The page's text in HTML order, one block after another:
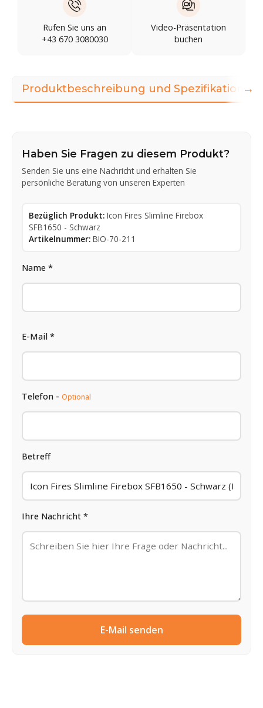
Rufen Sie uns an
+43 670 3080030
Video-Präsentation
buchen
Produktbeschreibung und Spezifikationen
Haben Sie Fragen zu diesem Produkt?
Senden Sie uns eine Nachricht und erhalten Sie
persönliche Beratung von unseren Experten
Bezüglich Produkt: Icon Fires Slimline Firebox
SFB1650 - Schwarz
Artikelnummer: BIO-70-211
Name *
E-Mail *
Telefon - Optional
Betreff
Ihre Nachricht *
E-Mail senden
→